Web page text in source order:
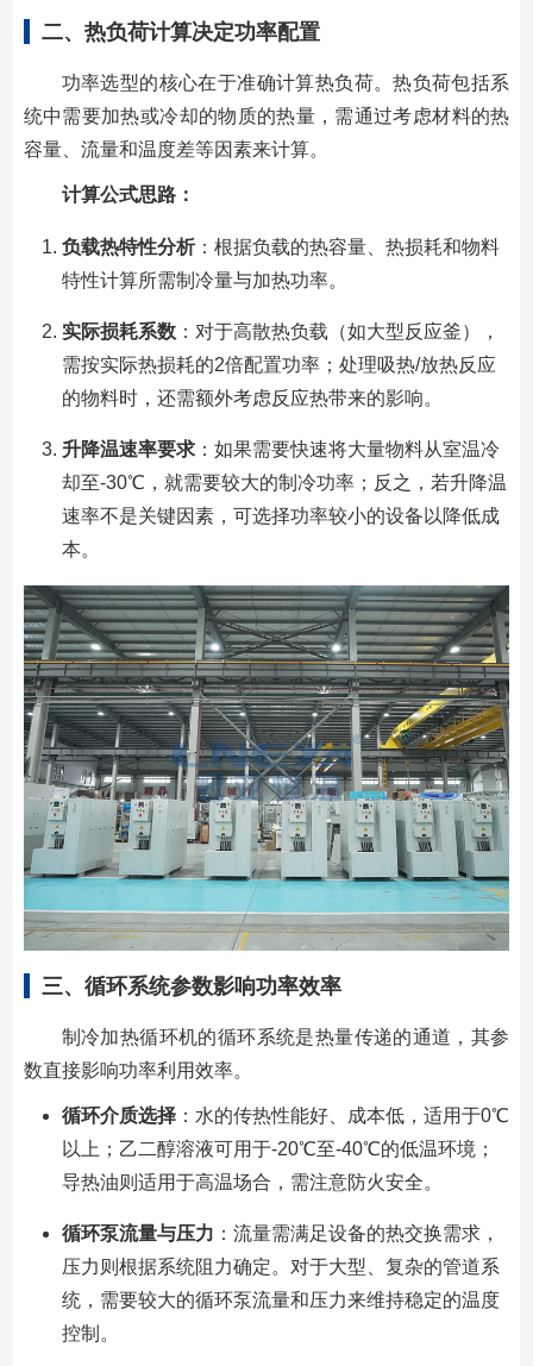
二、热负荷计算决定功率配置
功率选型的核心在于准确计算热负荷。热负荷包括系
统中需要加热或冷却的物质的热量，需通过考虑材料的热
容量、流量和温度差等因素来计算。
计算公式思路：
负载热特性分析：根据负载的热容量、热损耗和物料
特性计算所需制冷量与加热功率。
实际损耗系数：对于高散热负载（如大型反应釜），
需按实际热损耗的2倍配置功率；处理吸热/放热反应
的物料时，还需额外考虑反应热带来的影响。
升降温速率要求：如果需要快速将大量物料从室温冷
却至-30℃，就需要较大的制冷功率；反之，若升降温
速率不是关键因素，可选择功率较小的设备以降低成
本。
三、循环系统参数影响功率效率
制冷加热循环机的循环系统是热量传递的通道，其参
数直接影响功率利用效率。
循环介质选择：水的传热性能好、成本低，适用于0℃
以上；乙二醇溶液可用于-20℃至-40℃的低温环境；
导热油则适用于高温场合，需注意防火安全。
循环泵流量与压力 ：流量需满足设备的热交换需求，
压力则根据系统阻力确定。对于大型、复杂的管道系
统，需要较大的循环泵流量和压力来维持稳定的温度
控制。